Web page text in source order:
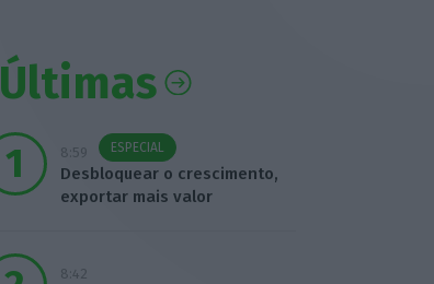
Últimas
8:59 ESPECIAL
Desbloquear o crescimento,
exportar mais valor
8:42